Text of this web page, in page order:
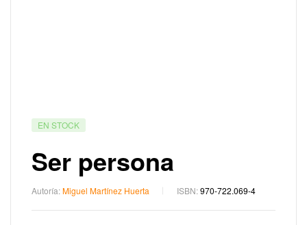
EN STOCK
Ser persona
Autoría:Miguel Martínez Huerta ISBN:970-722.069-4